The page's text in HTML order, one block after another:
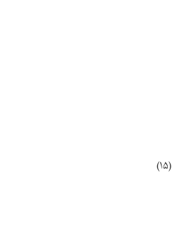
(۱۵)